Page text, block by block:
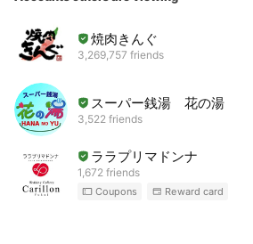
焼肉きんぐ
3,269,757 friends
スーパー銭湯 花の湯
3,522 friends
ララプリマドンナ
1,672 friends
Coupons Reward card